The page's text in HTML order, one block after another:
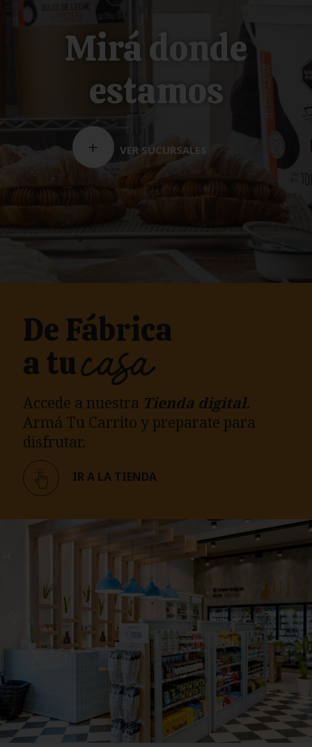
Mirá donde
estamos
+ VER SUCURSALES
De Fábrica
a tucasa
Accede a nuestra Tienda digital.
Armá Tu Carrito y preparate para
disfrutar.
IR A LA TIENDA